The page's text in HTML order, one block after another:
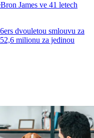
James ve 41 letech
dvouletou smlouvu za
milionu za jedinou